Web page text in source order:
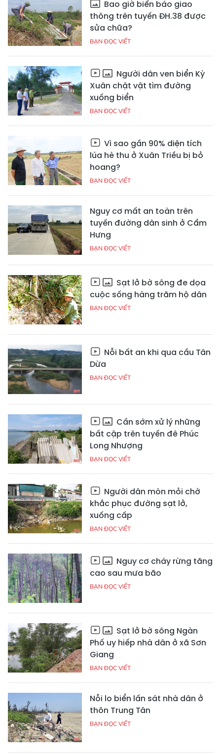
Bao giờ biển báo giao
thông trên tuyến ĐH.38 được
sửa chữa?
BẠN ĐỌC VIẾT
Người dân ven biển Kỳ
Xuân chật vật tìm đường
xuống biển
BẠN ĐỌC VIẾT
Vì sao gần 90% diện tích
lúa hè thu ở Xuân Triều bị bỏ
hoang?
BẠN ĐỌC VIẾT
Nguy cơ mất an toàn trên
tuyến đường dân sinh ở Cẩm
Hưng
BẠN ĐỌC VIẾT
Sạt lở bờ sông đe dọa
cuộc sống hàng trăm hộ dân
BẠN ĐỌC VIẾT
Nỗi bất an khi qua cầu Tân
Dừa
BẠN ĐỌC VIẾT
Cần sớm xử lý những
bất cập trên tuyến đê Phúc
Long Nhượng
BẠN ĐỌC VIẾT
Người dân mòn mỏi chờ
khắc phục đường sạt lở,
xuống cấp
BẠN ĐỌC VIẾT
Nguy cơ cháy rừng tăng
cao sau mưa bão
BẠN ĐỌC VIẾT
Sạt lở bờ sông Ngàn
Phố uy hiếp nhà dân ở xã Sơn
Giang
BẠN ĐỌC VIẾT
Nỗi lo biển lấn sát nhà dân ở
thôn Trung Tân
BẠN ĐỌC VIẾT